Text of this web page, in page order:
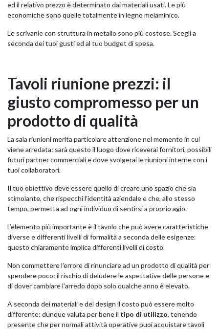
ed il relativo prezzo è determinato dai materiali usati. Le più
economiche sono quelle totalmente in legno melaminico.
Le scrivanie con struttura in metallo sono più costose. Scegli a
seconda dei tuoi gusti ed al tuo budget di spesa.
Tavoli riunione prezzi: il
giusto compromesso per un
prodotto di qualità
La sala riunioni merita particolare attenzione nel momento in cui
viene arredata: sarà questo il luogo dove riceverai fornitori, possibili
futuri partner commerciali e dove svolgerai le riunioni interne con i
tuoi collaboratori.
Il tuo obiettivo deve essere quello di creare uno spazio che sia
stimolante, che rispecchi l’identità aziendale e che, allo stesso
tempo, permetta ad ogni individuo di sentirsi a proprio agio.
L’elemento più importante è il tavolo che può avere caratteristiche
diverse e differenti livelli di formalità a seconda delle esigenze:
questo chiaramente implica differenti livelli di costo.
Non commettere l’errore di rinunciare ad un prodotto di qualità per
spendere poco: il rischio di deludere le aspettative delle persone e
di dover cambiare l’arredo dopo solo qualche anno è elevato.
A seconda dei materiali e del design il costo può essere molto
differente: dunque valuta per bene il tipo di utilizzo, tenendo
presente che per normali attività operative puoi acquistare tavoli